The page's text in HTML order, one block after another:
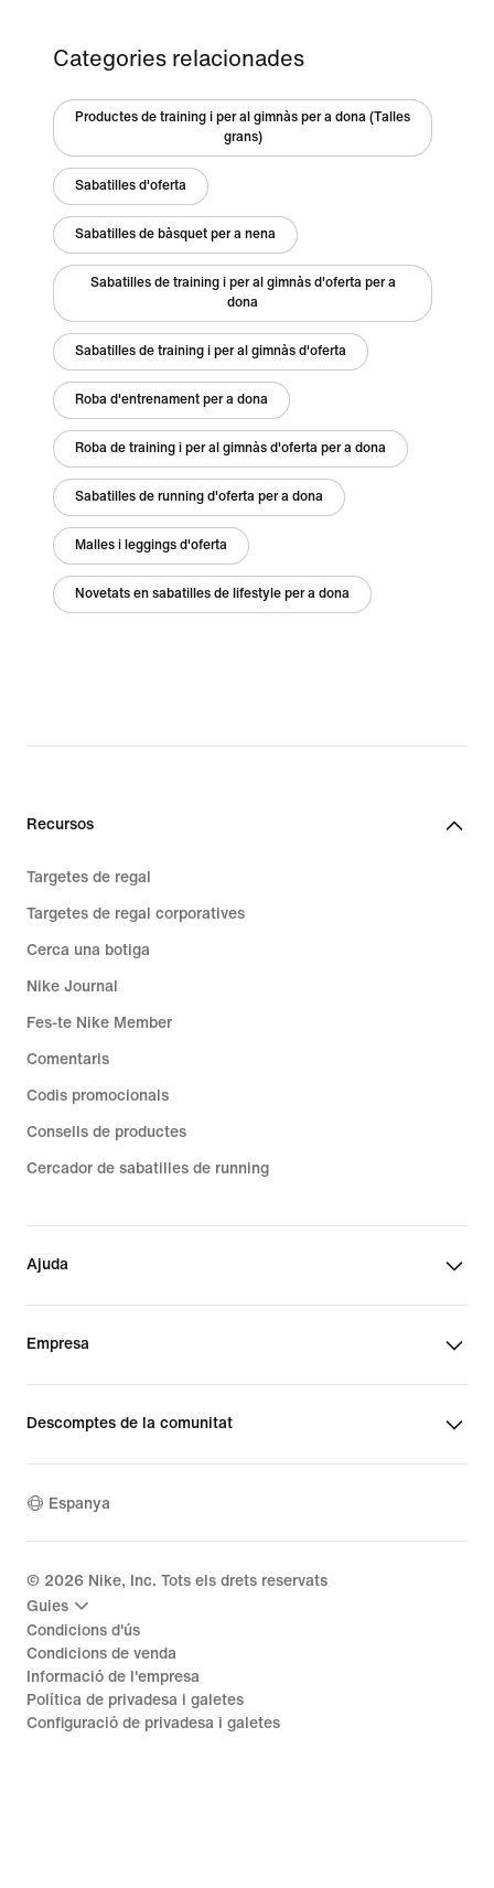
Categories relacionades
Productes de training i per al gimnàs per a dona (Talles
grans)
Sabatilles d'oferta
Sabatilles de bàsquet per a nena
Sabatilles de training i per al gimnàs d'oferta per a
dona
Sabatilles de training i per al gimnàs d'oferta
Roba d'entrenament per a dona
Roba de training i per al gimnàs d'oferta per a dona
Sabatilles de running d'oferta per a dona
Malles i leggings d'oferta
Novetats en sabatilles de lifestyle per a dona
Recursos
Targetes de regal
Targetes de regal corporatives
Cerca una botiga
Nike Journal
Fes-te Nike Member
Comentaris
Codis promocionals
Consells de productes
Cercador de sabatilles de running
Ajuda
Empresa
Descomptes de la comunitat
Espanya
© 2026 Nike, Inc. Tots els drets reservats
Guies
Condicions d'ús
Condicions de venda
Informació de l'empresa
Política de privadesa i galetes
Configuració de privadesa i galetes